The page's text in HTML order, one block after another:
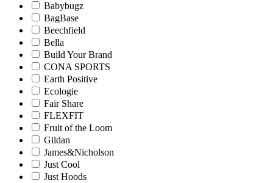
Babybugz
BagBase
Beechfield
Bella
Build Your Brand
CONA SPORTS
Earth Positive
Ecologie
Fair Share
FLEXFIT
Fruit of the Loom
Gildan
James&Nicholson
Just Cool
Just Hoods